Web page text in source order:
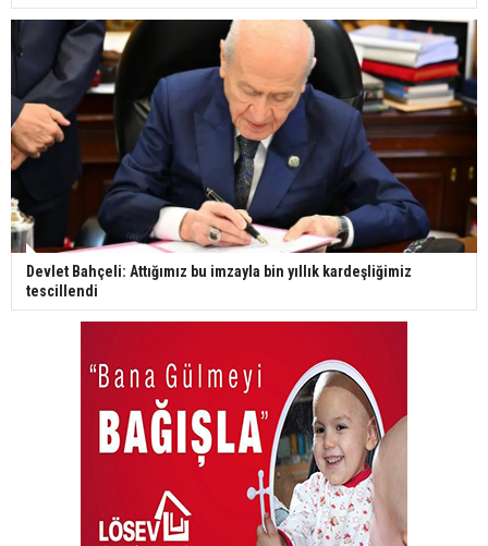
Devlet Bahçeli: Attığımız bu imzayla bin yıllık kardeşliğimiz
tescillendi